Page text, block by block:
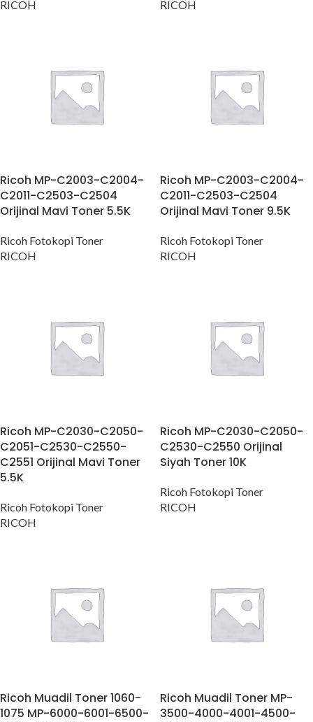
RICOH
RICOH
Ricoh MP-C2003-C2004-
C2011-C2503-C2504
Orijinal Mavi Toner 5.5K
Ricoh Fotokopi Toner
RICOH
Ricoh MP-C2003-C2004-
C2011-C2503-C2504
Orijinal Mavi Toner 9.5K
Ricoh Fotokopi Toner
RICOH
Ricoh MP-C2030-C2050-
C2051-C2530-C2550-
C2551 Orijinal Mavi Toner
5.5K
Ricoh Fotokopi Toner
RICOH
Ricoh MP-C2030-C2050-
C2530-C2550 Orijinal
Siyah Toner 10K
Ricoh Fotokopi Toner
RICOH
Ricoh Muadil Toner 1060-
1075 MP-6000-6001-6500-
Ricoh Muadil Toner MP-
3500-4000-4001-4500-